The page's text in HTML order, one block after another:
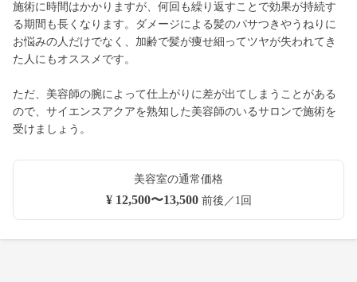
施術に時間はかかりますが、何回も繰り返すことで効果が持続す
る期間も長くなります。ダメージによる髪のパサつきやうねりに
お悩みの人だけでなく、加齢で髪が痩せ細ってツヤが失われてき
た人にもオススメです。
ただ、美容師の腕によって仕上がりに差が出てしまうことがある
ので、サイエンスアクアを熟知した美容師のいるサロンで施術を
受けましょう。
美容室の通常価格
¥ 12,500〜13,500前後／1回